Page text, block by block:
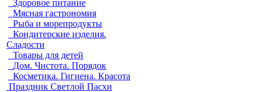
Здоровое питание
Мясная гастрономия
Рыба и морепродукты
Кондитерские изделия.
Сладости
Товары для детей
Дом. Чистота. Порядок
Косметика. Гигиена. Красота
Праздник Светлой Пасхи